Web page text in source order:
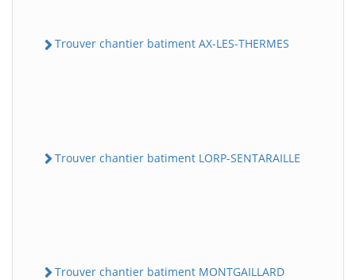
Trouver chantier batiment AX-LES-THERMES
Trouver chantier batiment LORP-SENTARAILLE
Trouver chantier batiment MONTGAILLARD